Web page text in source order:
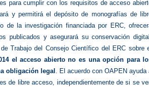
para cumplir con los requisitos de acceso
y permitirá el depósito de monografías de
de la investigación financiada por ERC,
publicados y asegurará su conservación
Trabajo del Consejo Científico del ERC sobre
el acceso abierto no es una opción para
obligación legal . El acuerdo con OAPEN ayuda
de libre acceso, independientemente de si se